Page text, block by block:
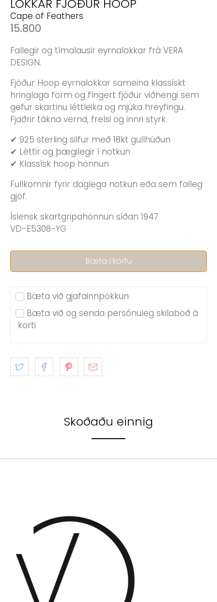
LOKKAR FJÖÐUR HOOP
Cape of Feathers
15.800
Fallegir og tímalausir eyrnalokkar frá VERA
DESIGN.
Fjöður Hoop eyrnalokkar sameina klassískt
hringlaga form og fíngert fjöður viðhengi sem
gefur skartinu léttleika og mjúka hreyfingu.
Fjaðrir tákna vernd, frelsi og innri styrk.
✔ 925 sterling silfur með 18kt gullhúðun
✔ Léttir og þægilegir í notkun
✔ Klassísk hoop hönnun
Fullkomnir fyrir daglega notkun eða sem falleg
gjöf.
Íslensk skartgripahönnun síðan 1947
VD-E5308-YG
Bæta í körfu
Bæta við gjafainnpökkun
Bæta við og senda persónuleg skilaboð á
korti
Skoðaðu einnig